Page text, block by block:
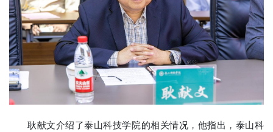
耿献文介绍了泰山科技学院的相关情况，他指出，泰山科